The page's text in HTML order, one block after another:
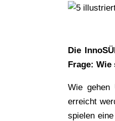
Die
Frage:
Wie gehen
erreicht
spielen